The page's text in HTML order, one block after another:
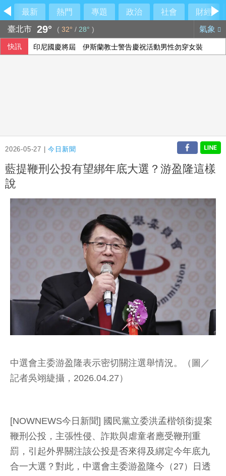
最新 熱門 專題 政治 社會
財經
臺北市 29° ( 32° / 28° ) 氣象
快訊 印尼國慶將屆 伊斯蘭教士警告慶祝活動男性勿穿女裝
2026-05-27 |今日新聞
藍提鞭刑公投有望綁年底大選？游盈隆這樣
說
中選會主委游盈隆表示密切關注選舉情況。（圖／
記者吳翊緁攝，2026.04.27）
[NOWNEWS今日新聞] 國民黨立委洪孟楷領銜提案
鞭刑公投，主張性侵、詐欺與虐童者應受鞭刑重
罰，引起外界關注該公投是否來得及綁定今年底九
合一大選？對此，中選會主委游盈隆今（27）日透